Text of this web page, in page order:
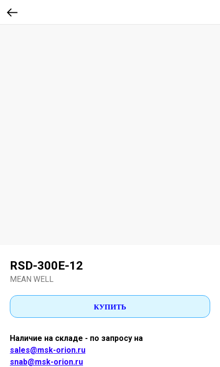
RSD-300E-12
MEAN WELL
КУПИТЬ
Наличие на складе - по запросу на
sales@msk-orion.ru
snab@msk-orion.ru